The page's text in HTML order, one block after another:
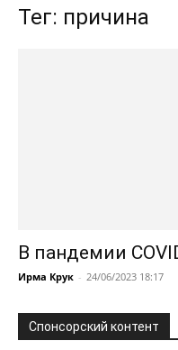
Тег: причина
В пандемии
Ирма Крук - 24/06/2023 18:17
Спонсорский контент